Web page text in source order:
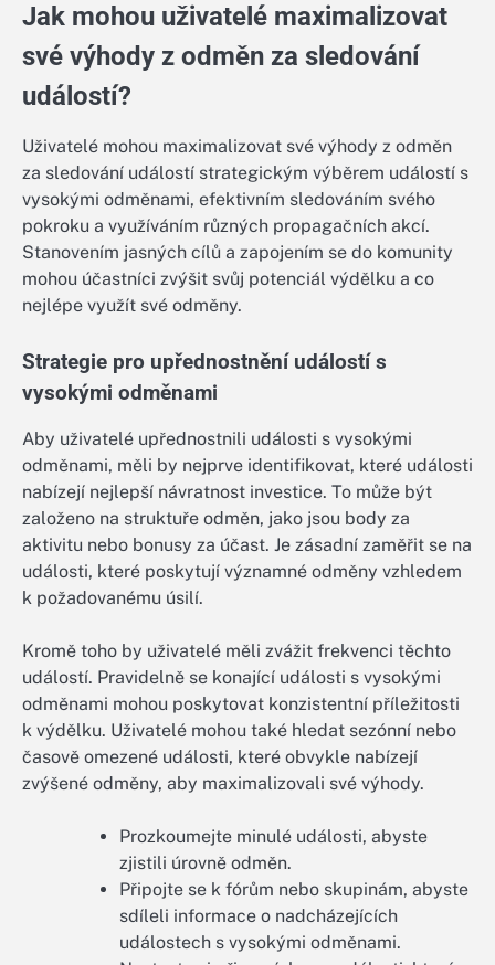
Jak mohou uživatelé maximalizovat
své výhody z odměn za sledování
událostí?
Uživatelé mohou maximalizovat své výhody z odměn
za sledování událostí strategickým výběrem událostí s
vysokými odměnami, efektivním sledováním svého
pokroku a využíváním různých propagačních akcí.
Stanovením jasných cílů a zapojením se do komunity
mohou účastníci zvýšit svůj potenciál výdělku a co
nejlépe využít své odměny.
Strategie pro upřednostnění událostí s
vysokými odměnami
Aby uživatelé upřednostnili události s vysokými
odměnami, měli by nejprve identifikovat, které události
nabízejí nejlepší návratnost investice. To může být
založeno na struktuře odměn, jako jsou body za
aktivitu nebo bonusy za účast. Je zásadní zaměřit se na
události, které poskytují významné odměny vzhledem
k požadovanému úsilí.
Kromě toho by uživatelé měli zvážit frekvenci těchto
událostí. Pravidelně se konající události s vysokými
odměnami mohou poskytovat konzistentní příležitosti
k výdělku. Uživatelé mohou také hledat sezónní nebo
časově omezené události, které obvykle nabízejí
zvýšené odměny, aby maximalizovali své výhody.
Prozkoumejte minulé události, abyste
zjistili úrovně odměn.
Připojte se k fórům nebo skupinám, abyste
sdíleli informace o nadcházejících
událostech s vysokými odměnami.